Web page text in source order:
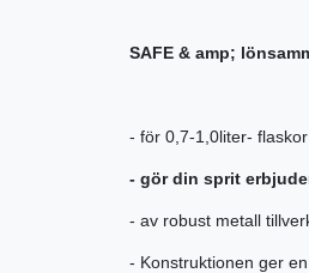
SAFE & amp;
- för 0,7-1,0liter- flaskor
- gör din sprit
- av robust metall
- Konstruktionen ger